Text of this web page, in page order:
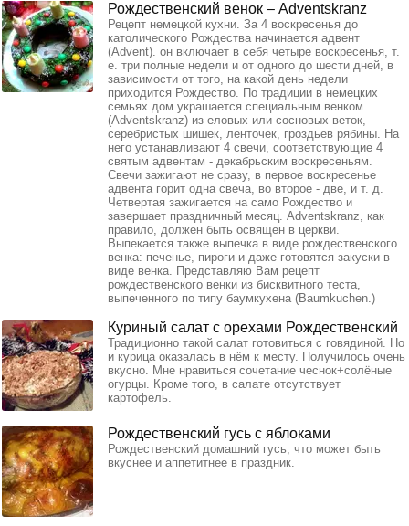
Рождественский венок – Adventskranz
Рецепт немецкой кухни. За 4 воскресенья до
католического Рождества начинается адвент
(Advent). он включает в себя четыре воскресенья, т.
е. три полные недели и от одного до шести дней, в
зависимости от того, на какой день недели
приходится Рождество. По традиции в немецких
семьях дом украшается специальным венком
(Adventskranz) из еловых или сосновых веток,
серебристых шишек, ленточек, гроздьев рябины. На
него устанавливают 4 свечи, соответствующие 4
святым адвентам - декабрьским воскресеньям.
Свечи зажигают не сразу, в первое воскресенье
адвента горит одна свеча, во второе - две, и т. д.
Четвертая зажигается на само Рождество и
завершает праздничный месяц. Adventskranz, как
правило, должен быть освящен в церкви.
Выпекается также выпечка в виде рождественского
венка: печенье, пироги и даже готовятся закуски в
виде венка. Представляю Вам рецепт
рождественского венки из бисквитного теста,
выпеченного по типу баумкухена (Baumkuchen.)
Куриный салат с орехами Рождественский
Традиционно такой салат готовиться с говядиной. Но
и курица оказалась в нём к месту. Получилось очень
вкусно. Мне нравиться сочетание чеснок+солёные
огурцы. Кроме того, в салате отсутствует
картофель.
Рождественский гусь с яблоками
Рождественский домашний гусь, что может быть
вкуснее и аппетитнее в праздник.